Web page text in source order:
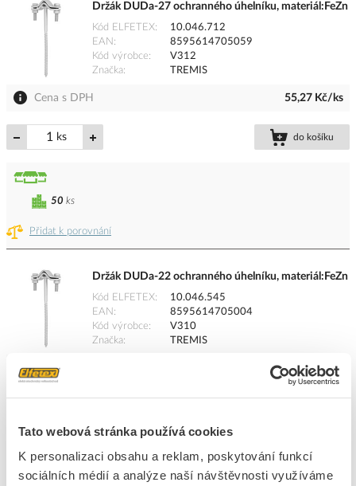
Tato webová stránka používá cookies
K personalizaci obsahu a reklam, poskytování funkcí
sociálních médií a analýze naší návštěvnosti využíváme
Držák DUDa-27 ochranného úhelníku, materiál:FeZn
Kód ELFETEX
10.046.712
EAN
8595614705059
Kód výrobce
V312
Značka
TREMIS
Cena s DPH 55,27 Kč/ks
ks do košíku
Přidat k porovnání
50 ks
Držák DUDa-22 ochranného úhelníku, materiál:FeZn
Kód ELFETEX
10.046.545
EAN
8595614705004
Kód výrobce
V310
Značka
TREMIS
Cena s DPH 51,81 Kč/ks
45 ks